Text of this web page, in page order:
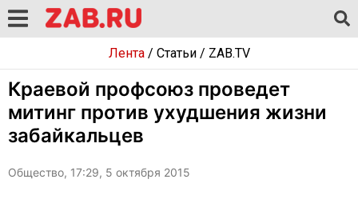
Лента/ Статьи/ ZAB.TV
Краевой профсоюз проведет
митинг против ухудшения жизни
забайкальцев
Общество, 17:29, 5 октября 2015